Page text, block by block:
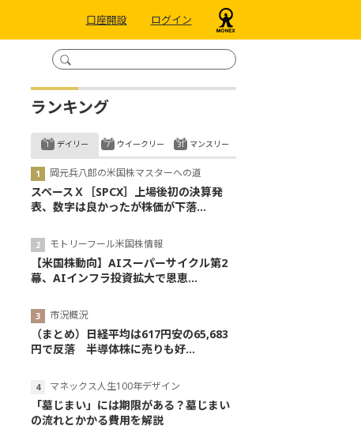
口座開設 ログイン
ランキング
デイリー
岡元兵八郎の米国株マスターへの道
スペースＸ［SPCX］上場後初の決算発
表、数字は良かったが株価が下落...
モトリーフール米国株情報
【米国株動向】AIスーパーサイクル第2
幕、AIインフラ投資拡大で恩恵...
市況概況
（まとめ）日経平均は617円安の65,683
円で反落 半導体株に売りも好...
マネックス人生100年デザイン
「墓じまい」には期限がある？墓じまい
の流れとかかる費用を解説
ウイークリー マンスリー